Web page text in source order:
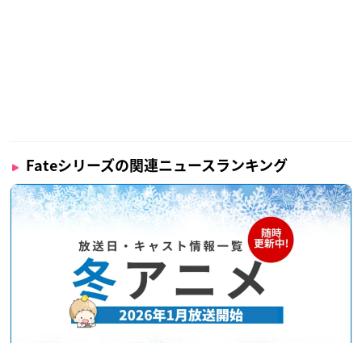
Fateシリーズの関連ニュースランキング